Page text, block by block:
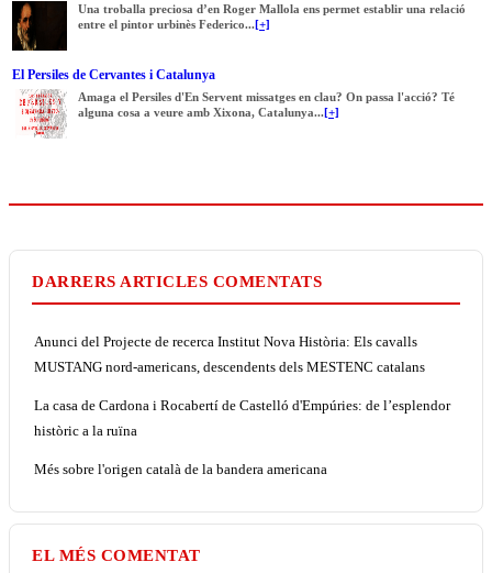
Una troballa preciosa d’en Roger Mallola ens permet establir una relació
entre el pintor urbinès Federico... [+]
El Persiles de Cervantes i Catalunya
Amaga el Persiles d'En Servent missatges en clau? On passa l'acció? Té
alguna cosa a veure amb Xixona, Catalunya... [+]
DARRERS ARTICLES COMENTATS
Anunci del Projecte de recerca Institut Nova Història: Els cavalls
MUSTANG nord-americans, descendents dels MESTENC catalans
La casa de Cardona i Rocabertí de Castelló d'Empúries: de l’esplendor
històric a la ruïna
Més sobre l'origen català de la bandera americana
EL MÉS COMENTAT